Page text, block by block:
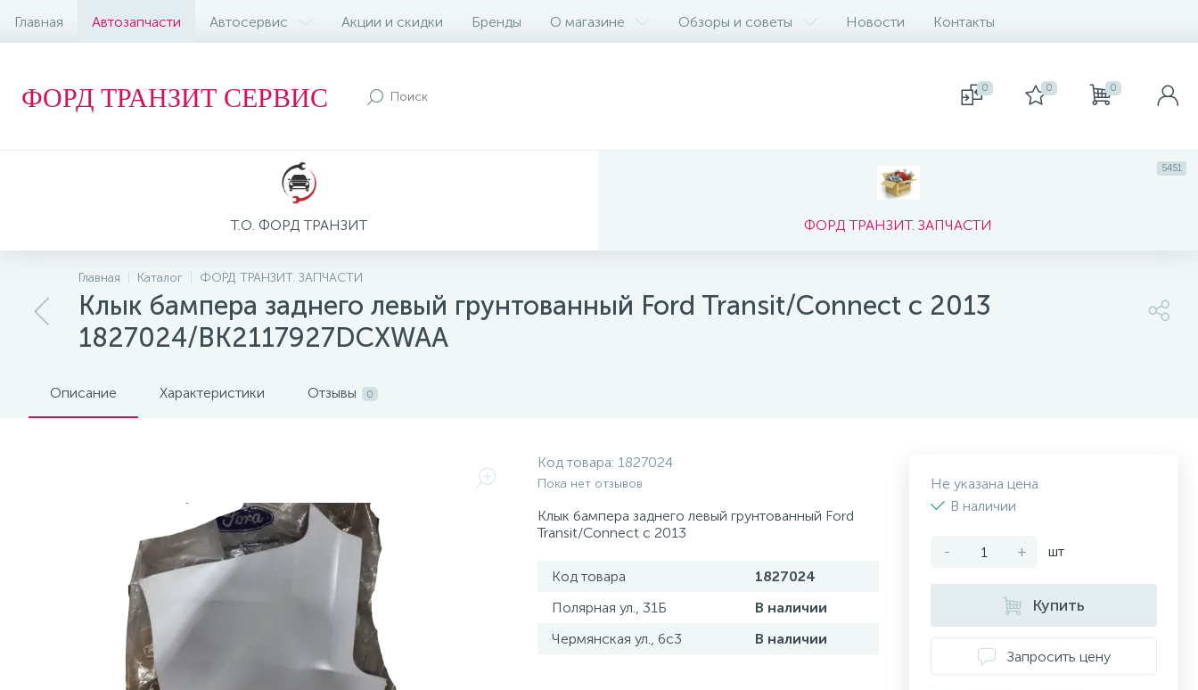
Главная Автозапчасти Автосервис Акции и скидки Бренды О магазине Обзоры и советы Новости Контакты
ФОРД ТРАНЗИТ СЕРВИС 0 0 0
Т.О. ФОРД ТРАНЗИТ ФОРД ТРАНЗИТ. ЗАПЧАСТИ
5451
Главная Каталог ФОРД ТРАНЗИТ. ЗАПЧАСТИ
Клык бампера заднего левый грунтованный Ford Transit/Connect с 2013
1827024/BK2117927DCXWAA
Описание Характеристики Отзывы 0
Код товара: 1827024
Пока нет отзывов
Клык бампера заднего левый грунтованный Ford
Transit/Connect с 2013
Код товара
1827024
Полярная ул., 31Б
В наличии
Чермянская ул., 6с3
В наличии
Не указана цена
В наличии
- + шт
Купить
Запросить цену